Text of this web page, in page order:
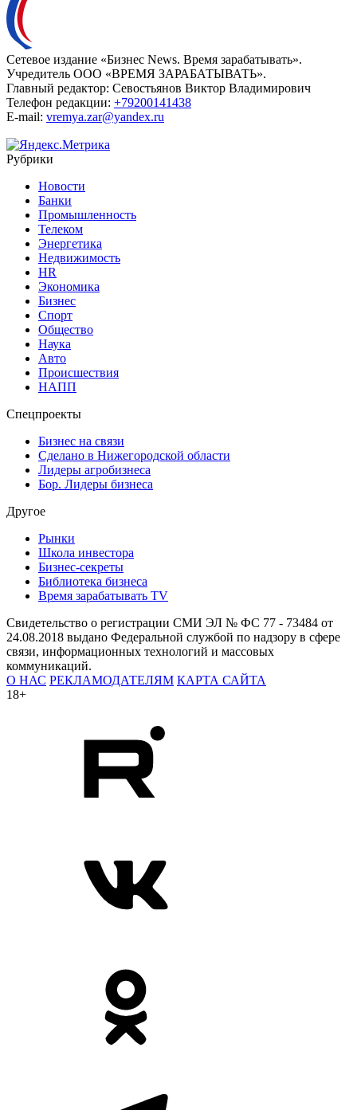
Сетевое издание «Бизнес News. Время зарабатывать».
Учредитель ООО «ВРЕМЯ ЗАРАБАТЫВАТЬ».
Главный редактор: Севостьянов Виктор Владимирович
Телефон редакции: +79200141438
E-mail: vremya.zar@yandex.ru
Рубрики
Новости
Банки
Промышленность
Телеком
Энергетика
Недвижимость
HR
Экономика
Бизнес
Спорт
Общество
Наука
Авто
Происшествия
НАПП
Спецпроекты
Бизнес на связи
Сделано в Нижегородской области
Лидеры агробизнеса
Бор. Лидеры бизнеса
Другое
Рынки
Школа инвестора
Бизнес-секреты
Библиотека бизнеса
Время зарабатывать TV
Свидетельство о регистрации СМИ ЭЛ № ФС 77 - 73484 от
24.08.2018 выдано Федеральной службой по надзору в сфере
связи, информационных технологий и массовых
коммуникаций.
О НАС РЕКЛАМОДАТЕЛЯМ КАРТА САЙТА
18+